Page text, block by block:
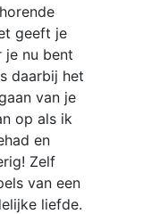
geeft je
je nu bent
daarbij het
van je
op als ik
en
Zelf
van een
liefde.